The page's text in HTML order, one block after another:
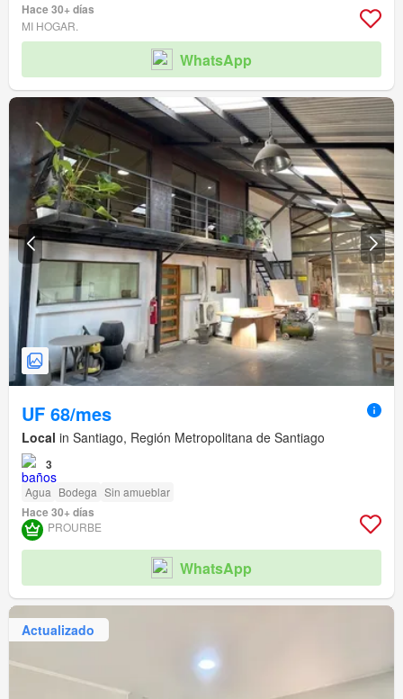
Hace 30+ días
MI HOGAR.
WhatsApp
UF 68/mes
Local in Santiago, Región Metropolitana de Santiago
3
Agua Bodega Sin amueblar
Hace 30+ días
PROURBE
WhatsApp
Actualizado